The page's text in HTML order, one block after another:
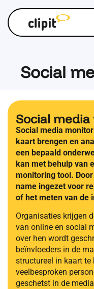
Social
Social
Social media
kaart brengen en
een bepaald
kan met behulp van
monitoring tool.
name ingezet voor
of het meten van de
Organisaties krijgen
van online en social
over hen wordt
beïnvloeders in de
structureel in kaart
veelbesproken
geschetst in de